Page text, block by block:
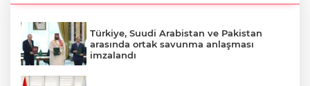
Türkiye, Suudi Arabistan ve Pakistan
arasında ortak savunma anlaşması
imzalandı